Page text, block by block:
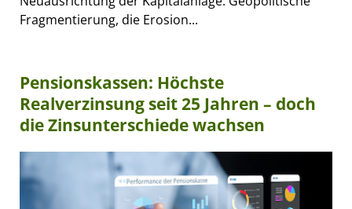
Fragmentierung, die Erosion...
Pensionskassen: Höchste
Realverzinsung seit 25 Jahren – doch
die Zinsunterschiede wachsen